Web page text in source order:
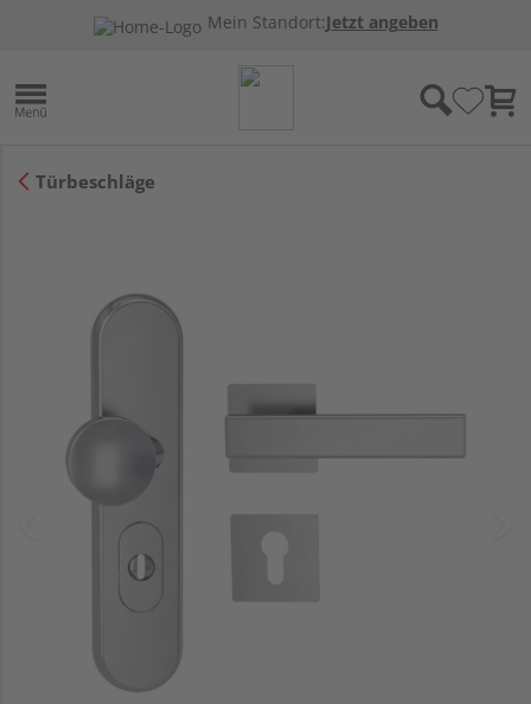
Mein Standort:Jetzt angeben
Türbeschläge